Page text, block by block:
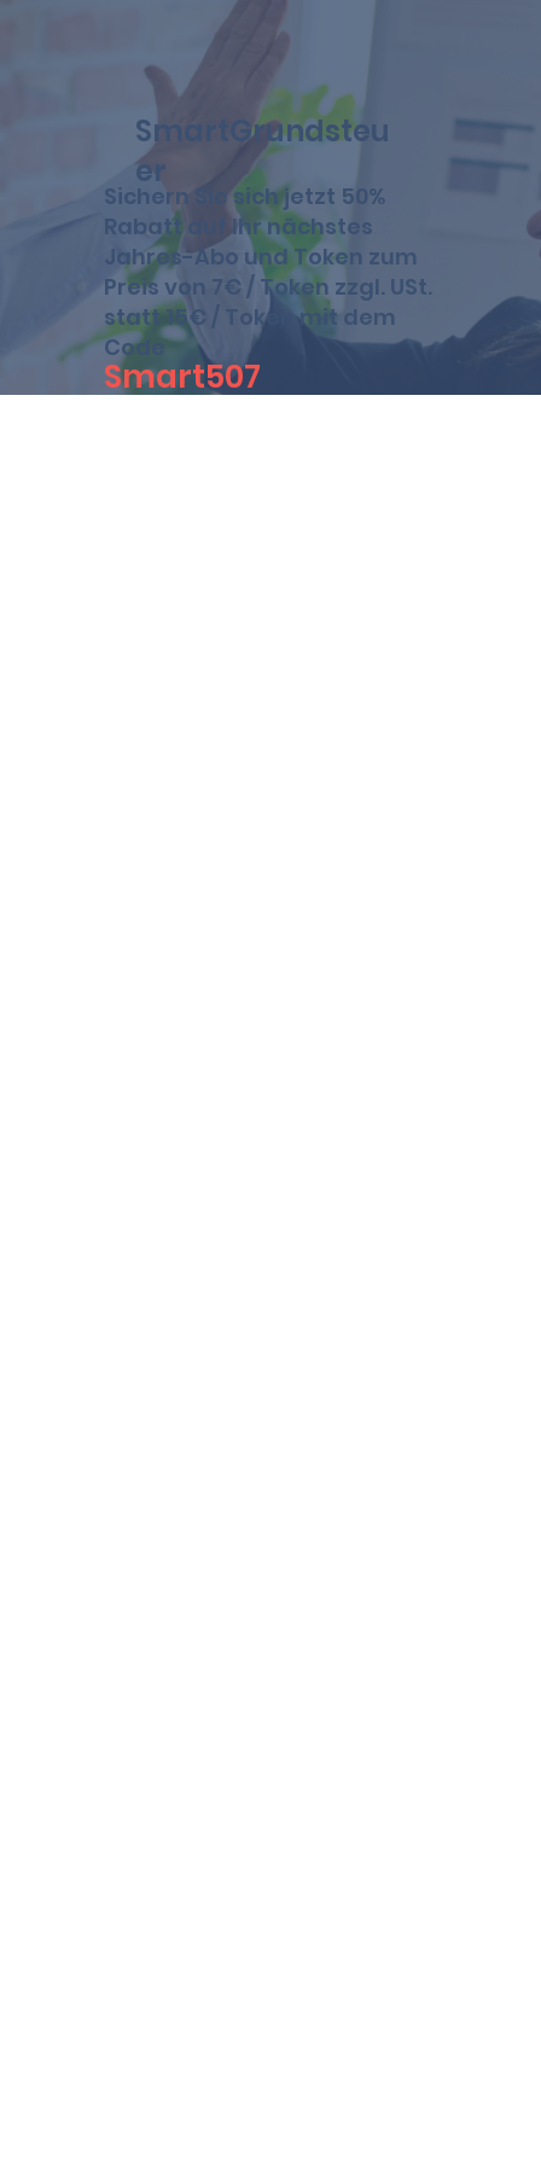
SmartGrundsteu
er
Sichern Sie sich jetzt 50%
Rabatt auf Ihr nächstes
Jahres-Abo und Token zum
Preis von 7€ / Token zzgl. USt.
statt 15€ / Token mit dem
Code
Smart507